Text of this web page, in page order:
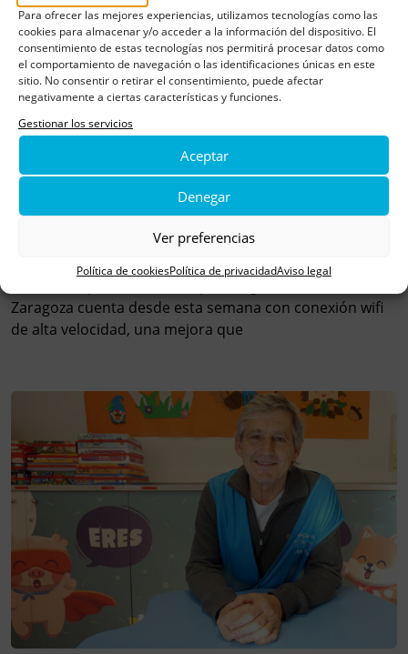
Para ofrecer las mejores experiencias, utilizamos tecnologías como las
cookies para almacenar y/o acceder a la información del dispositivo. El
consentimiento de estas tecnologías nos permitirá procesar datos como
el comportamiento de navegación o las identificaciones únicas en este
sitio. No consentir o retirar el consentimiento, puede afectar
negativamente a ciertas características y funciones.
Gestionar los servicios
Aceptar
Denegar
Ver preferencias
Política de cookiesPolítica de privacidadAviso legal
Aspanoa lleva la conexión wifi al Aula Hospitalaria
Zaragoza cuenta desde esta semana con conexión wifi
de alta velocidad, una mejora que